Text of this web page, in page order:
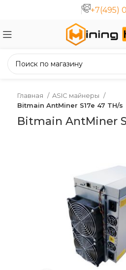
+7(495)
Главная
ASIC майнеры
Bitmain AntMiner S17e 47 TH/s
Bitmain AntMiner